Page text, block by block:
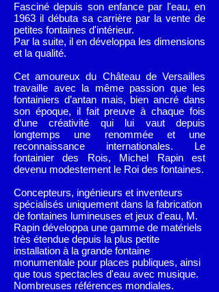
Fasciné depuis son enfance par l'eau, en
1963 il débuta sa carrière par la vente de
petites fontaines d'intérieur.
Par la suite, il en développa les dimensions
et la qualité.
Cet amoureux du Château de Versailles
travaille avec la même passion que les
fontainiers d’antan mais, bien ancré dans
son époque, il fait preuve à chaque fois
d’une créativité qui lui vaut depuis
longtemps une renommée et une
reconnaissance internationales.
Le
fontainier des Rois, Michel Rapin est
devenu modestement le Roi des fontaines.
Concepteurs, ingénieurs et inventeurs
spécialisés uniquement dans la fabrication
de fontaines lumineuses et jeux d'eau, M.
Rapin développa une gamme de matériels
très étendue depuis la plus petite
installation à la grande fontaine
monumentale pour places publiques, ainsi
que tous spectacles d'eau avec musique.
Nombreuses références mondiales.